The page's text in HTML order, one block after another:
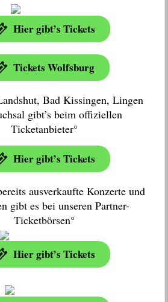
Hier gibt’s Tickets
Tickets Wolfsburg
Bad Kissingen, Lingen
gibt’s beim offiziellen
Ticketanbieter°
Hier gibt’s Tickets
ausverkaufte Konzerte und
gibt es bei unseren Partner-
Ticketbörsen°
Hier gibt’s Tickets